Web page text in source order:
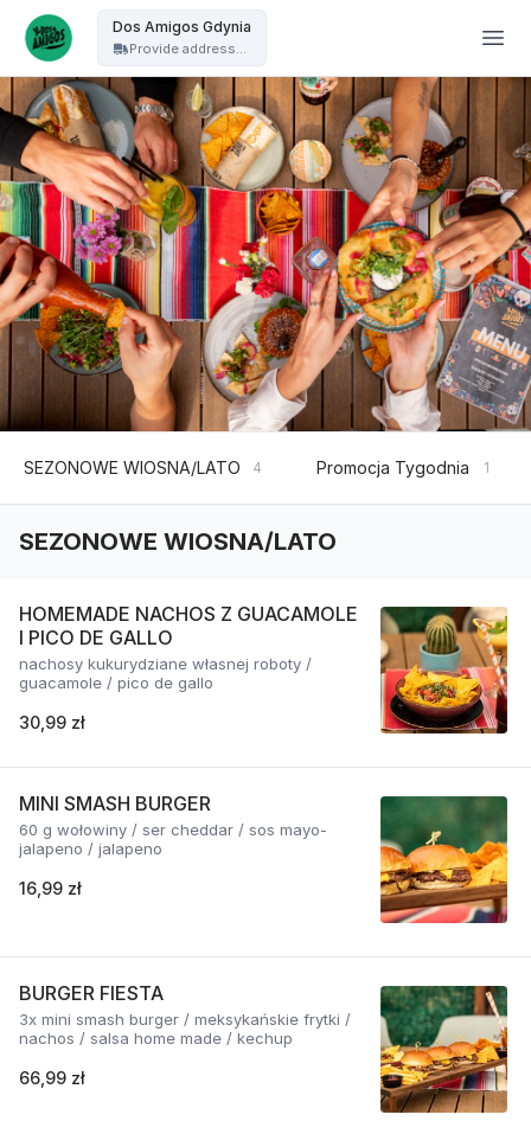
Dos Amigos Gdynia
Provide address...
SEZONOWE WIOSNA/LATO 4 Promocja Tygodnia 1
SEZONOWE WIOSNA/LATO
HOMEMADE NACHOS Z GUACAMOLE
I PICO DE GALLO
nachosy kukurydziane własnej roboty /
guacamole / pico de gallo
30,99 zł
MINI SMASH BURGER
60 g wołowiny / ser cheddar / sos mayo-
jalapeno / jalapeno
16,99 zł
BURGER FIESTA
3x mini smash burger / meksykańskie frytki /
nachos / salsa home made / kechup
66,99 zł